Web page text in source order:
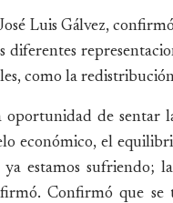
Luis Gálvez,
diferentes
como la
oportunidad de sentar
económico, el
ya estamos
Confirmó que